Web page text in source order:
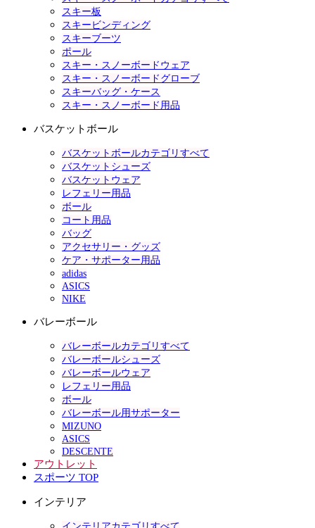
スキー板
スキービンディング
スキーブーツ
ポール
スキー・スノーボードウェア
スキー・スノーボードグローブ
スキーバッグ・ケース
スキー・スノーボード用品
バスケットボール
バスケットボールカテゴリすべて
バスケットシューズ
バスケットウェア
レフェリー用品
ボール
コート用品
バッグ
アクセサリー・グッズ
ケア・サポーター用品
adidas
ASICS
NIKE
バレーボール
バレーボールカテゴリすべて
バレーボールシューズ
バレーボールウェア
レフェリー用品
ボール
バレーボール用サポーター
MIZUNO
ASICS
DESCENTE
アウトレット
スポーツ TOP
インテリア